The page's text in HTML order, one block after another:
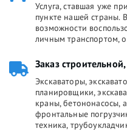
Услуга, ставшая уже
пункте нашей страны.
возможности
личным транспортом,
Заказ
Экскаваторы,
планировщики,
краны, бетононасосы,
фронтальные
техника,